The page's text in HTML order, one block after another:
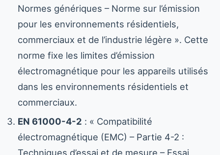
Normes génériques – Norme sur l’émission
pour les environnements résidentiels,
commerciaux et de l’industrie légère ». Cette
norme fixe les limites d’émission
électromagnétique pour les appareils utilisés
dans les environnements résidentiels et
commerciaux.
EN 61000-4-2 : « Compatibilité
électromagnétique (EMC) – Partie 4-2 :
Techniques d’essai et de mesure – Essai